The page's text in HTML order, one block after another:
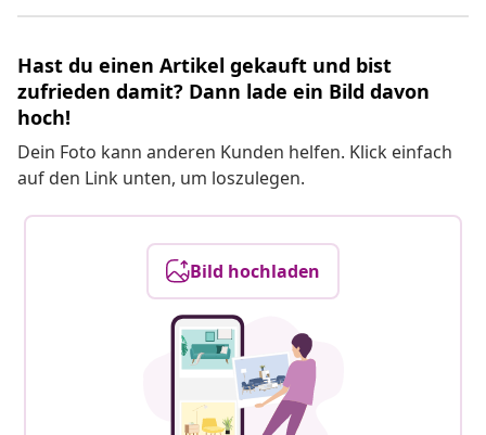
Hast du einen Artikel gekauft und bist
zufrieden damit? Dann lade ein Bild davon
hoch!
Dein Foto kann anderen Kunden helfen. Klick einfach
auf den Link unten, um loszulegen.
Bild hochladen